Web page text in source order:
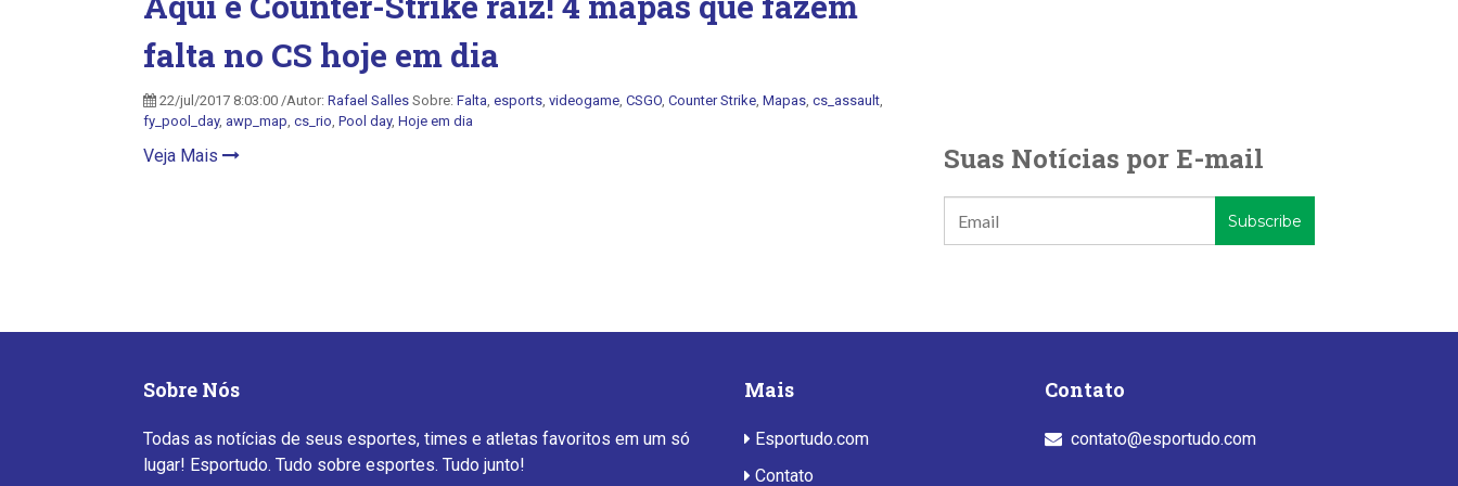
falta no CS hoje em dia
22/jul/2017 8:03:00 /Autor: Rafael Salles Sobre: Falta, esports, videogame, CSGO, Counter Strike, Mapas, cs_assault,
fy_pool_day, awp_map, cs_rio, Pool day, Hoje em dia
Veja Mais Suas Notícias por E-mail
Sobre Nós
Todas as notícias de seus esportes, times e atletas favoritos em um só
lugar! Esportudo. Tudo sobre esportes. Tudo junto!
Mais
Esportudo.com
Contato
Contato
contato@esportudo.com